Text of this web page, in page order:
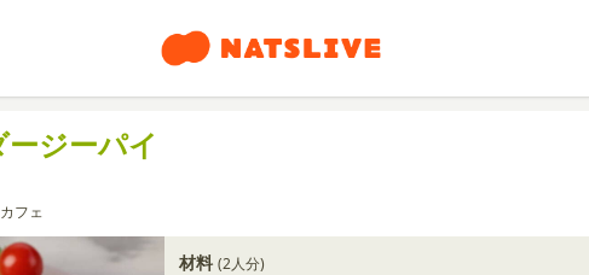
ジーパイ
フェ
材料 (2人分)